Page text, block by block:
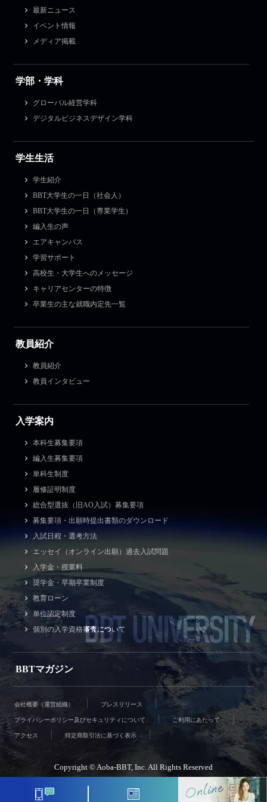
最新ニュース
イベント情報
メディア掲載
学部・学科
グローバル経営学科
デジタルビジネスデザイン学科
学生生活
学生紹介
BBT大学生の一日（社会人）
BBT大学生の一日（専業学生）
編入生の声
エアキャンパス
学習サポート
高校生・大学生へのメッセージ
キャリアセンターの特徴
卒業生の主な就職内定先一覧
教員紹介
教員紹介
教員インタビュー
入学案内
本科生募集要項
編入生募集要項
単科生制度
履修証明制度
総合型選抜（旧AO入試）募集要項
募集要項・出願時提出書類のダウンロード
入試日程・選考方法
エッセイ（オンライン出願）過去入試問題
入学金・授業料
奨学金・早期卒業制度
教育ローン
単位認定制度
個別の入学資格審査について
BBTマガジン
BBT UNIVERSITY
会社概要（運営組織） プレスリリース
プライバシーポリシー及びセキュリティについて ご利用にあたって
アクセス 特定商取引法に基づく表示
Copyright © Aoba-BBT, Inc. All Rights Reserved